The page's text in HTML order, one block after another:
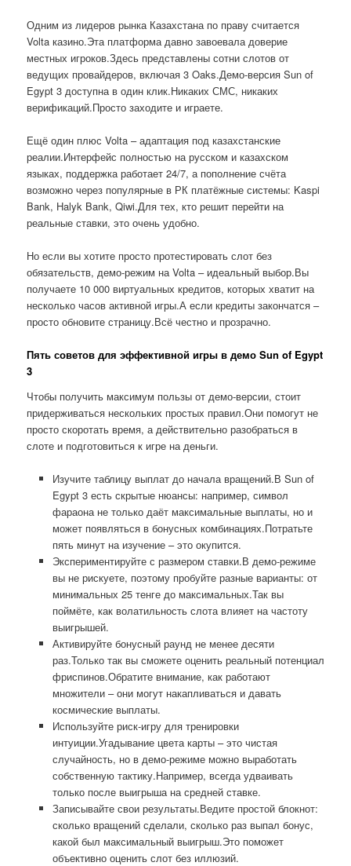
Одним из лидеров рынка Казахстана по праву считается
Volta казино.Эта платформа давно завоевала доверие
местных игроков.Здесь представлены сотни слотов от
ведущих провайдеров, включая 3 Oaks.Демо-версия Sun of
Egypt 3 доступна в один клик.Никаких СМС, никаких
верификаций.Просто заходите и играете.
Ещё один плюс Volta – адаптация под казахстанские
реалии.Интерфейс полностью на русском и казахском
языках, поддержка работает 24/7, а пополнение счёта
возможно через популярные в РК платёжные системы: Kaspi
Bank, Halyk Bank, Qiwi.Для тех, кто решит перейти на
реальные ставки, это очень удобно.
Но если вы хотите просто протестировать слот без
обязательств, демо-режим на Volta – идеальный выбор.Вы
получаете 10 000 виртуальных кредитов, которых хватит на
несколько часов активной игры.А если кредиты закончатся –
просто обновите страницу.Всё честно и прозрачно.
Пять советов для эффективной игры в демо Sun of Egypt
3
Чтобы получить максимум пользы от демо-версии, стоит
придерживаться нескольких простых правил.Они помогут не
просто скоротать время, а действительно разобраться в
слоте и подготовиться к игре на деньги.
Изучите таблицу выплат до начала вращений.В Sun of
Egypt 3 есть скрытые нюансы: например, символ
фараона не только даёт максимальные выплаты, но и
может появляться в бонусных комбинациях.Потратьте
пять минут на изучение – это окупится.
Экспериментируйте с размером ставки.В демо-режиме
вы не рискуете, поэтому пробуйте разные варианты: от
минимальных 25 тенге до максимальных.Так вы
поймёте, как волатильность слота влияет на частоту
выигрышей.
Активируйте бонусный раунд не менее десяти
раз.Только так вы сможете оценить реальный потенциал
фриспинов.Обратите внимание, как работают
множители – они могут накапливаться и давать
космические выплаты.
Используйте риск-игру для тренировки
интуиции.Угадывание цвета карты – это чистая
случайность, но в демо-режиме можно выработать
собственную тактику.Например, всегда удваивать
только после выигрыша на средней ставке.
Записывайте свои результаты.Ведите простой блокнот:
сколько вращений сделали, сколько раз выпал бонус,
какой был максимальный выигрыш.Это поможет
объективно оценить слот без иллюзий.